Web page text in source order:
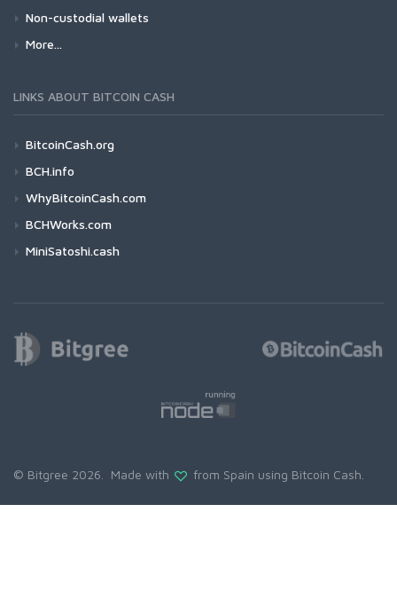
Non-custodial wallets
More...
LINKS ABOUT BITCOIN CASH
BitcoinCash.org
BCH.info
WhyBitcoinCash.com
BCHWorks.com
MiniSatoshi.cash
© Bitgree 2026. Made with from Spain using Bitcoin Cash